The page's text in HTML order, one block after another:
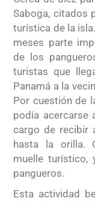
Saboga, citados
turística de la
meses parte
de los
turistas que
Panamá a la
Por cuestión de
podía acercarse
cargo de recibir
hasta la orilla.
muelle turístico,
pangueros.
Esta actividad